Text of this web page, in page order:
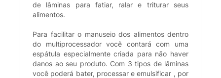
de lâminas para fatiar, ralar e triturar seus
alimentos.
Para facilitar o manuseio dos alimentos dentro
do multiprocessador você contará com uma
espátula especialmente criada para não haver
danos ao seu produto. Com 3 tipos de lâminas
você poderá bater, processar e emulsificar , por